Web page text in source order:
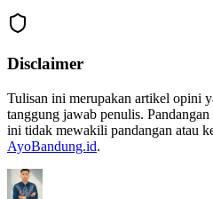
Disclaimer
Tulisan ini merupakan artikel opini
tanggung jawab penulis.
ini tidak mewakili pandangan atau
AyoBandung.id.